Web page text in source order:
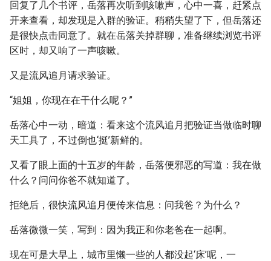
回复了几个书评，岳落再次听到咳嗽声，心中一喜，赶紧点
开来查看，却发现是入群的验证。稍稍失望了下，但岳落还
是很快点击同意了。就在岳落关掉群聊，准备继续浏览书评
区时，却又响了一声咳嗽。
又是流风追月请求验证。
“姐姐，你现在在干什么呢？”
岳落心中一动，暗道：看来这个流风追月把验证当做临时聊
天工具了，不过倒也‘挺’新鲜的。
又看了眼上面的十五岁的年龄，岳落便邪恶的写道：我在做
什么？问问你爸不就知道了。
拒绝后，很快流风追月便传来信息：问我爸？为什么？
岳落微微一笑，写到：因为我正和你老爸在一起啊。
现在可是大早上，城市里懒一些的人都没起‘床’呢，一